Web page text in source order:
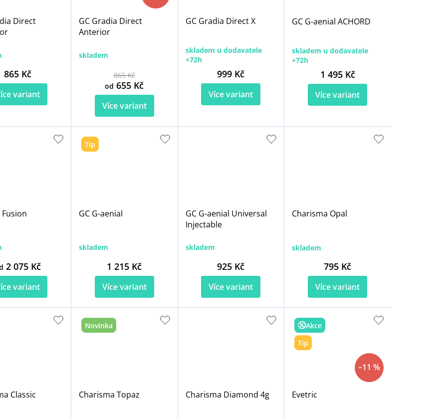
Direct
865 Kč
variant
GC Gradia Direct
Anterior
skladem
865 Kč
od 655 Kč
Více variant
GC Gradia Direct X
skladem u dodavatele
+72h
999 Kč
Více variant
GC G-aenial ACHORD
skladem u dodavatele
+72h
1 495 Kč
Více variant
2 075 Kč
variant
Tip
GC G-aenial
skladem
1 215 Kč
Více variant
GC G-aenial Universal
Injectable
skladem
925 Kč
Více variant
Charisma Opal
skladem
795 Kč
Více variant
Classic
Novinka
Charisma Topaz Charisma Diamond 4g
Akce
Tip
–11 %
Evetric